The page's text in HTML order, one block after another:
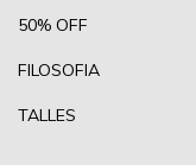
50% OFF
FILOSOFIA
TALLES